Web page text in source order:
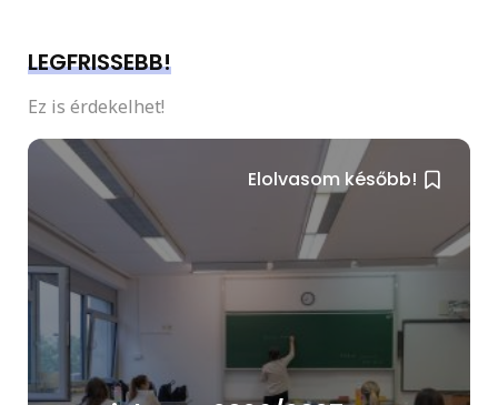
LEGFRISSEBB!
Ez is érdekelhet!
Elolvasom később!